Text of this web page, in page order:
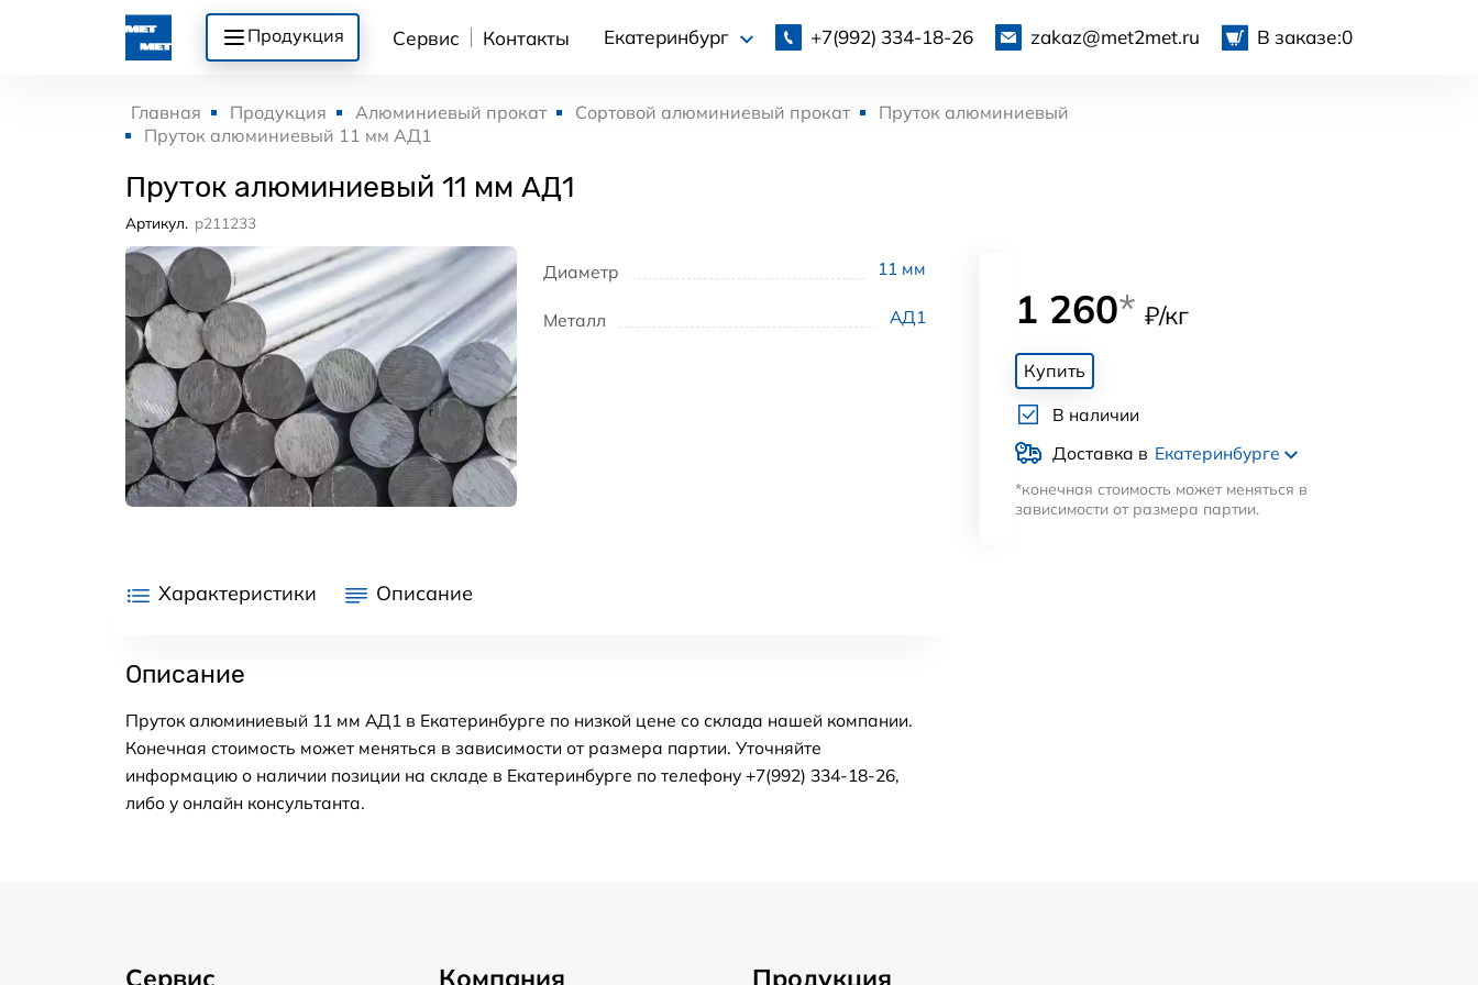
Продукция Сервис Контакты Екатеринбург +7(992) 334-18-26 zakaz@met2met.ru В заказе:0
Главная Продукция Алюминиевый прокат Сортовой алюминиевый прокат
Пруток алюминиевый
Пруток алюминиевый 11 мм АД1
Пруток алюминиевый 11 мм АД1
Артикул. p211233
Диаметр 11 мм
Металл АД1 1 260* ₽/кг
Купить
В наличии
Доставка в Екатеринбурге
*конечная стоимость может меняться в
зависимости от размера партии.
Характеристики Описание
Описание
Пруток алюминиевый 11 мм АД1 в Екатеринбурге по низкой цене со склада нашей компании.
Конечная стоимость может меняться в зависимости от размера партии. Уточняйте
информацию о наличии позиции на складе в Екатеринбурге по телефону +7(992) 334-18-26,
либо у онлайн консультанта.
Сервис Компания Продукция